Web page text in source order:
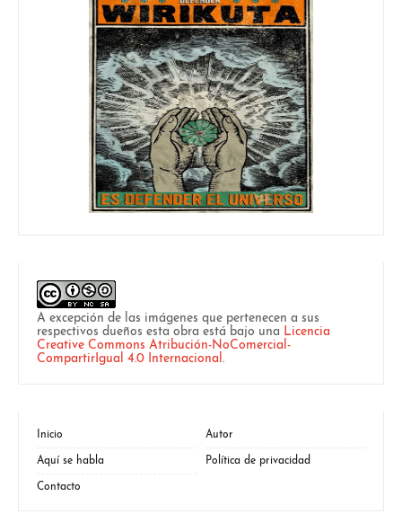
A excepción de las imágenes que pertenecen a sus
respectivos dueños esta obra está bajo una Licencia
Creative Commons Atribución-NoComercial-
CompartirIgual 4.0 Internacional.
Inicio Autor
Aquí se habla Política de privacidad
Contacto